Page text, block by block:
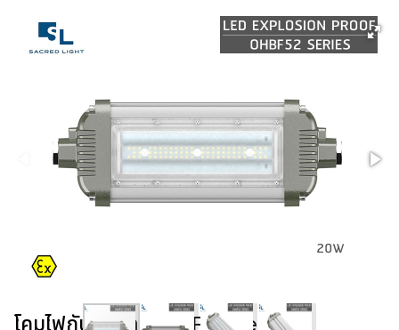
โคมไฟกันระเบิด OHBF52 Series |